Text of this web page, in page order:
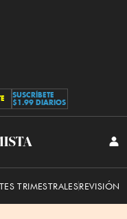
SUSCRÍBETE
$1.99 DIARIOS
TRIMESTRALESREVISIÓN